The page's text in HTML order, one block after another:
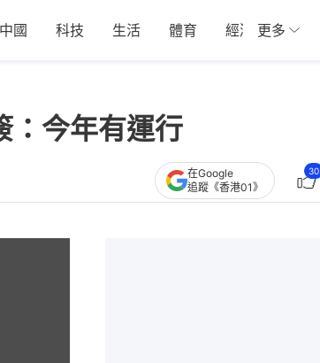
中國 科技 生活 體育 經濟 01深圳
更多
：今年有運行
在Google
追蹤《香港01》
30